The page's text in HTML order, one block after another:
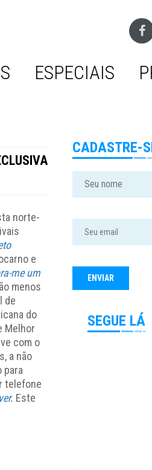
ESPECIAIS
norte-
e
me um
menos
de
do
Melhor
com o
a não
para
telefone
. Este
CADASTRE-
SEGUE LÁ